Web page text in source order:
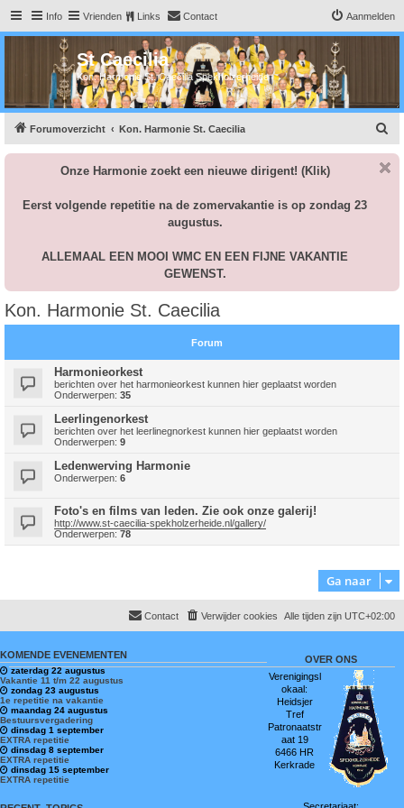
Info Vrienden Links Contact Aanmelden
St Caecilia
Kon. Harmonie St. Caecilia Spekholzerheide
Forumoverzicht Kon. Harmonie St. Caecilia
e
Onze Harmonie zoekt een nieuwe dirigent! (Klik)
Eerst volgende repetitie na de zomervakantie is op zondag 23
augustus.
ALLEMAAL EEN MOOI WMC EN EEN FIJNE VAKANTIE
GEWENST.
Kon. Harmonie St. Caecilia
Forum
Harmonieorkest
berichten over het harmonieorkest kunnen hier geplaatst worden
Onderwerpen: 35
Leerlingenorkest
berichten over het leerlinegnorkest kunnen hier geplaatst worden
Onderwerpen: 9
Ledenwerving Harmonie
Onderwerpen: 6
Foto's en films van leden. Zie ook onze galerij!
http://www.st-caecilia-spekholzerheide.nl/gallery/
Onderwerpen: 78
Ga naar
Alle tijden zijn UTC+02:00
Verwijder cookies
Contact
KOMENDE EVENEMENTEN
zaterdag 22 augustus
Vakantie 11 t/m 22 augustus
zondag 23 augustus
1e repetitie na vakantie
maandag 24 augustus
Bestuursvergadering
dinsdag 1 september
EXTRA repetitie
dinsdag 8 september
EXTRA repetitie
dinsdag 15 september
EXTRA repetitie
OVER ONS
Verenigingsl
okaal:
Heidsjer
Tref
Patronaatstr
aat 19
6466 HR
Kerkrade